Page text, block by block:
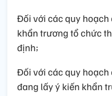
Đối với các quy
khẩn trương tổ chức
định;
Đối với các quy
đang lấy ý kiến khẩn